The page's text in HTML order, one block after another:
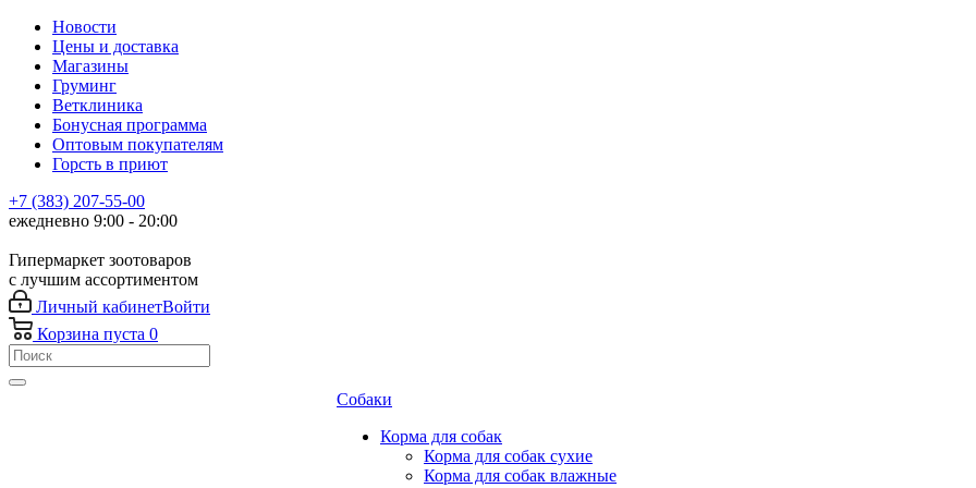
Новости
Цены и доставка
Магазины
Груминг
Ветклиника
Бонусная программа
Оптовым покупателям
Горсть в приют
+7 (383) 207-55-00
ежедневно 9:00 - 20:00
Гипермаркет зоотоваров
с лучшим ассортиментом
Личный кабинетВойти
Корзина пуста 0
Собаки
Корма для собак
Корма для собак сухие
Корма для собак влажные